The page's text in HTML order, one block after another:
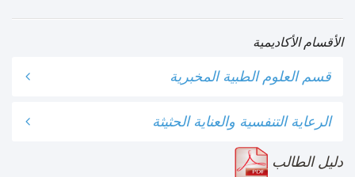
الأقسام الأكاديمية
قسم العلوم الطبية المخبرية
الرعاية التنفسية والعناية الحثيثة
دليل الطالب